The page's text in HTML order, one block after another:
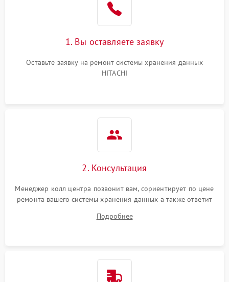
1. Вы оставляете заявку
Оставьте заявку на ремонт системы хранения данных
HITACHI
2. Консультация
Менеджер колл центра позвонит вам, сориентирует по цене
ремонта вашего системы хранения данных а также ответит
Подробнее